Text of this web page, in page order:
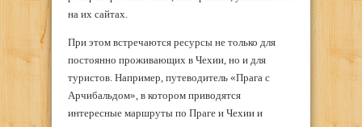
на их сайтах.
При этом встречаются ресурсы не только для
постоянно проживающих в Чехии, но и для
туристов. Например, путеводитель «Прага с
Арчибальдом», в котором приводятся
интересные маршруты по Праге и Чехии и